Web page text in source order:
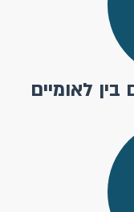
לאומיים